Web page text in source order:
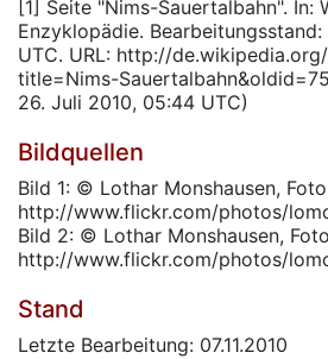
[1] Seite "Nims-Sauertalbahn". In:
Enzyklopädie. Bearbeitungsstand:
UTC. URL: http://
title=Nims-
26. Juli 2010, 05:44 UTC)
Bildquellen
Bild 1: © Lothar Monshausen,
http://www.flickr.com/photos/
Bild 2: © Lothar Monshausen,
http://www.flickr.com/photos/
Stand
Letzte Bearbeitung: 07.11.2010